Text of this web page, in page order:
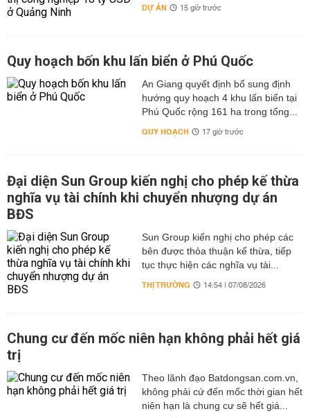
DỰ ÁN 15 giờ trước
Quy hoạch bốn khu lấn biển ở Phú Quốc
An Giang quyết định bổ sung định
hướng quy hoạch 4 khu lấn biển tại
Phú Quốc rộng 161 ha trong tổng...
QUY HOẠCH 17 giờ trước
Đại diện Sun Group kiến nghị cho phép kế thừa
nghĩa vụ tài chính khi chuyển nhượng dự án
BĐS
Sun Group kiến nghị cho phép các
bên được thỏa thuận kế thừa, tiếp
tục thực hiện các nghĩa vụ tài...
THỊ TRƯỜNG 14:54 | 07/08/2026
Chung cư đến mốc niên hạn không phải hết giá
trị
Theo lãnh đạo Batdongsan.com.vn,
không phải cứ đến mốc thời gian hết
niên hạn là chung cư sẽ hết giá...